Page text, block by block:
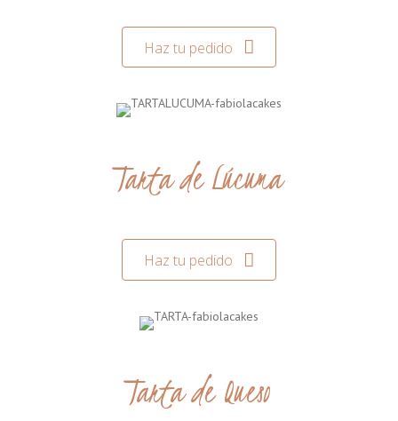
Haz tu pedido
Tarta de Lúcuma
Haz tu pedido
Tarta de Queso